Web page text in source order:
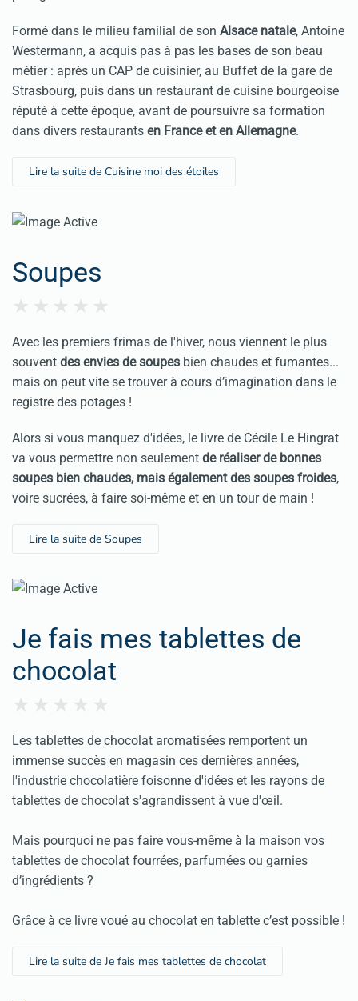
Formé dans le milieu familial de son Alsace natale, Antoine
Westermann, a acquis pas à pas les bases de son beau
métier : après un CAP de cuisinier, au Buffet de la gare de
Strasbourg, puis dans un restaurant de cuisine bourgeoise
réputé à cette époque, avant de poursuivre sa formation
dans divers restaurants en France et en Allemagne.
Lire la suite de Cuisine moi des étoiles
Soupes
Avec les premiers frimas de l'hiver, nous viennent le plus
souvent des envies de soupes bien chaudes et fumantes...
mais on peut vite se trouver à cours d’imagination dans le
registre des potages !
Alors si vous manquez d'idées, le livre de Cécile Le Hingrat
va vous permettre non seulement de réaliser de bonnes
soupes bien chaudes, mais également des soupes froides,
voire sucrées, à faire soi-même et en un tour de main !
Lire la suite de Soupes
Je fais mes tablettes de
chocolat
Les tablettes de chocolat aromatisées remportent un
immense succès en magasin ces dernières années,
l'industrie chocolatière foisonne d'idées et les rayons de
tablettes de chocolat s'agrandissent à vue d'œil.
Mais pourquoi ne pas faire vous-même à la maison vos
tablettes de chocolat fourrées, parfumées ou garnies
d’ingrédients ?
Grâce à ce livre voué au chocolat en tablette c’est possible !
Lire la suite de Je fais mes tablettes de chocolat